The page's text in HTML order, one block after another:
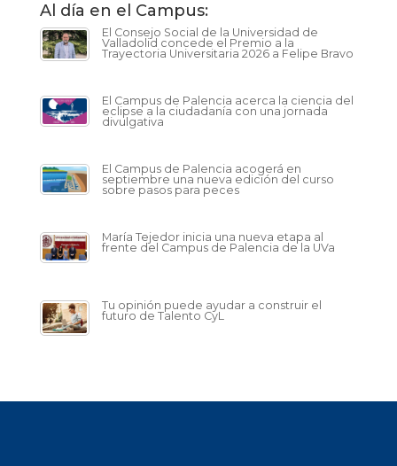
Al día en el Campus:
El Consejo Social de la Universidad de
Valladolid concede el Premio a la
Trayectoria Universitaria 2026 a Felipe Bravo
El Campus de Palencia acerca la ciencia del
eclipse a la ciudadanía con una jornada
divulgativa
El Campus de Palencia acogerá en
septiembre una nueva edición del curso
sobre pasos para peces
María Tejedor inicia una nueva etapa al
frente del Campus de Palencia de la UVa
Tu opinión puede ayudar a construir el
futuro de Talento CyL